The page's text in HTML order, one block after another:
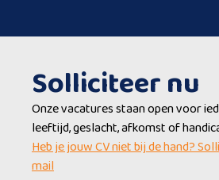
Solliciteer nu
Onze vacatures staan open voor
leeftijd, geslacht, afkomst of
Heb je jouw CV niet bij de hand?
mail